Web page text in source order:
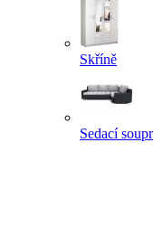
Skříně
Sedací